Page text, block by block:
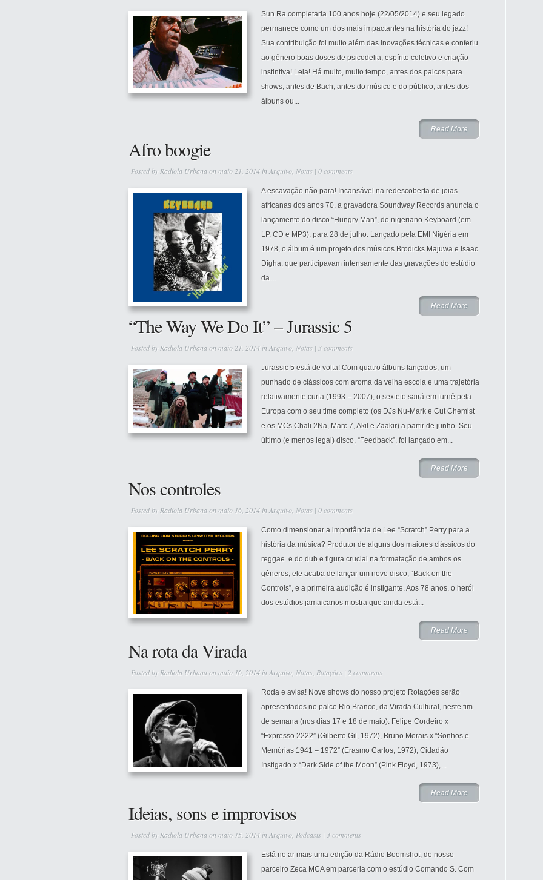
Sun Ra completaria 100 anos hoje (22/05/2014) e seu legado
permanece como um dos mais impactantes na história do jazz!
Sua contribuição foi muito além das inovações técnicas e conferiu
ao gênero boas doses de psicodelia, espírito coletivo e criação
instintiva! Leia! Há muito, muito tempo, antes dos palcos para
shows, antes de Bach, antes do músico e do público, antes dos
álbuns ou...
Read More
Afro boogie
Posted by Radiola Urbanaon maio 21, 2014 inArquivo Notas | 0 comments
A escavação não para! Incansável na redescoberta de joias
africanas dos anos 70, a gravadora Soundway Records anuncia o
lançamento do disco “Hungry Man”, do nigeriano Keyboard (em
LP, CD e MP3), para 28 de julho. Lançado pela EMI Nigéria em
1978, o álbum é um projeto dos músicos Brodicks Majuwa e Isaac
Digha, que participavam intensamente das gravações do estúdio
da...
Read More
“The Way We Do It” – Jurassic 5
Posted by Radiola Urbanaon maio 21, 2014 inArquivo Notas | 3 comments
Jurassic 5 está de volta! Com quatro álbuns lançados, um
punhado de clássicos com aroma da velha escola e uma trajetória
relativamente curta (1993 – 2007), o sexteto sairá em turnê pela
Europa com o seu time completo (os DJs Nu-Mark e Cut Chemist
e os MCs Chali 2Na, Marc 7, Akil e Zaakir) a partir de junho. Seu
último (e menos legal) disco, “Feedback”, foi lançado em...
Read More
Nos controles
Posted by Radiola Urbanaon maio 16, 2014 inArquivo Notas | 0 comments
Como dimensionar a importância de Lee “Scratch” Perry para a
história da música? Produtor de alguns dos maiores clássicos do
reggae e do dub e figura crucial na formatação de ambos os
gêneros, ele acaba de lançar um novo disco, “Back on the
Controls”, e a primeira audição é instigante. Aos 78 anos, o herói
dos estúdios jamaicanos mostra que ainda está...
Read More
Na rota da Virada
Posted by Radiola Urbanaon maio 16, 2014 inArquivo Notas Rotações | 2 comments
Roda e avisa! Nove shows do nosso projeto Rotações serão
apresentados no palco Rio Branco, da Virada Cultural, neste fim
de semana (nos dias 17 e 18 de maio): Felipe Cordeiro x
“Expresso 2222” (Gilberto Gil, 1972), Bruno Morais x “Sonhos e
Memórias 1941 – 1972” (Erasmo Carlos, 1972), Cidadão
Instigado x “Dark Side of the Moon” (Pink Floyd, 1973),...
Read More
Ideias, sons e improvisos
Posted by Radiola Urbanaon maio 15, 2014 inArquivo Podcasts | 3 comments
Está no ar mais uma edição da Rádio Boomshot, do nosso
parceiro Zeca MCA em parceria com o estúdio Comando S. Com